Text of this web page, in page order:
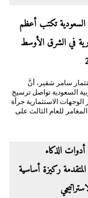
تكتب أعظم
في الشرق الأوسط
سامر شقير، أنَّ
السعودية تواصل ترسيخ
الوجهات الاستثمارية جرأة
للعام الثالث على
الذكاء
ركيزة أساسية